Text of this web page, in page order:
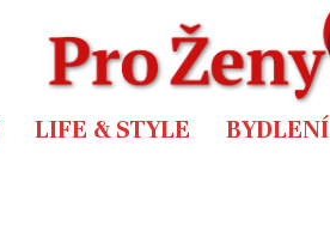
LIFE & STYLE BYDLENÍ